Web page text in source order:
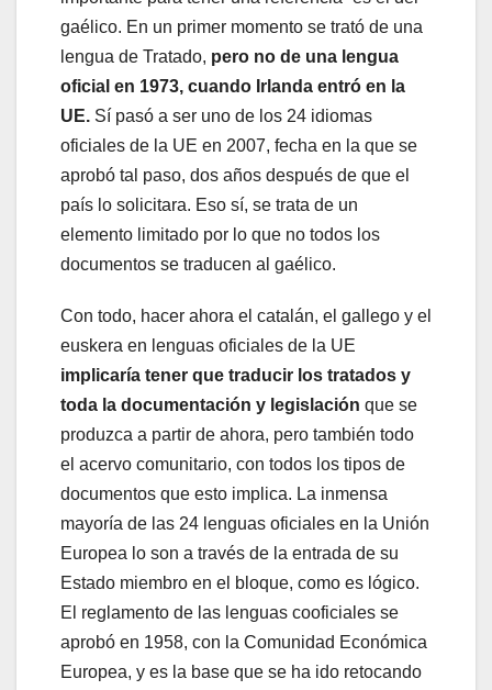
gaélico. En un primer momento se trató de una
lengua de Tratado, pero no de una lengua
oficial en 1973, cuando Irlanda entró en la
UE. Sí pasó a ser uno de los 24 idiomas
oficiales de la UE en 2007, fecha en la que se
aprobó tal paso, dos años después de que el
país lo solicitara. Eso sí, se trata de un
elemento limitado por lo que no todos los
documentos se traducen al gaélico.
Con todo, hacer ahora el catalán, el gallego y el
euskera en lenguas oficiales de la UE
implicaría tener que traducir los tratados y
toda la documentación y legislación que se
produzca a partir de ahora, pero también todo
el acervo comunitario, con todos los tipos de
documentos que esto implica. La inmensa
mayoría de las 24 lenguas oficiales en la Unión
Europea lo son a través de la entrada de su
Estado miembro en el bloque, como es lógico.
El reglamento de las lenguas cooficiales se
aprobó en 1958, con la Comunidad Económica
Europea, y es la base que se ha ido retocando